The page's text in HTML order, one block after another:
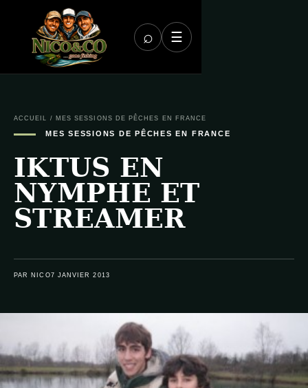
⌕ ☰
ACCUEIL / MES SESSIONS DE PÊCHES EN FRANCE
MES SESSIONS DE PÊCHES EN FRANCE
IKTUS EN
NYMPHE ET
STREAMER
PAR NICO7 JANVIER 2013